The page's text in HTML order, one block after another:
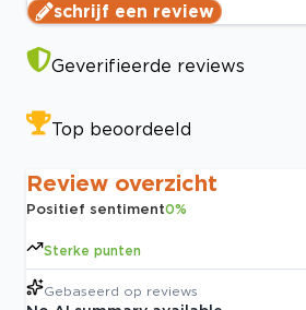
schrijf een review
Geverifieerde reviews
Top beoordeeld
Review overzicht
Positief sentiment0%
Sterke punten
Gebaseerd op reviews